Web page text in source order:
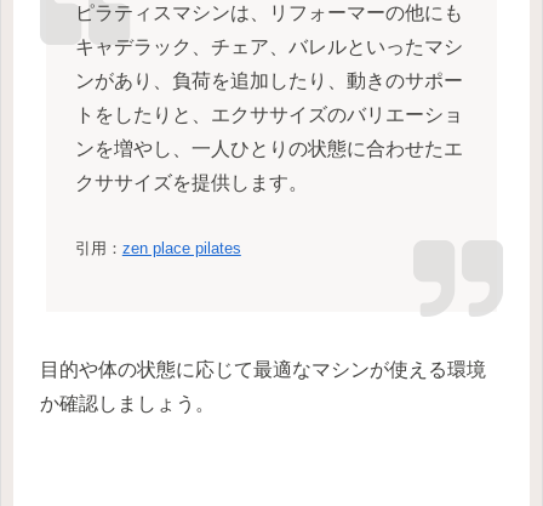
ピラティスマシンは、リフォーマーの他にも
キャデラック、チェア、バレルといったマシ
ンがあり、負荷を追加したり、動きのサポー
トをしたりと、エクササイズのバリエーショ
ンを増やし、一人ひとりの状態に合わせたエ
クササイズを提供します。
引用： zen place pilates
目的や体の状態に応じて最適なマシンが使える環境
か確認しましょう。